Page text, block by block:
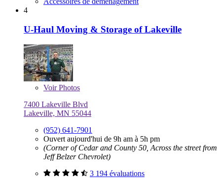
4
U-Haul Moving & Storage of Lakeville
VoirPhotos
7400 Lakeville Blvd
Lakeville, MN 55044
(952) 641-7901
Ouvert aujourd'hui de 9h am à 5h pm
(Corner of Cedar and County 50, Across the street from
Jeff Belzer Chevrolet)
3 194 évaluations